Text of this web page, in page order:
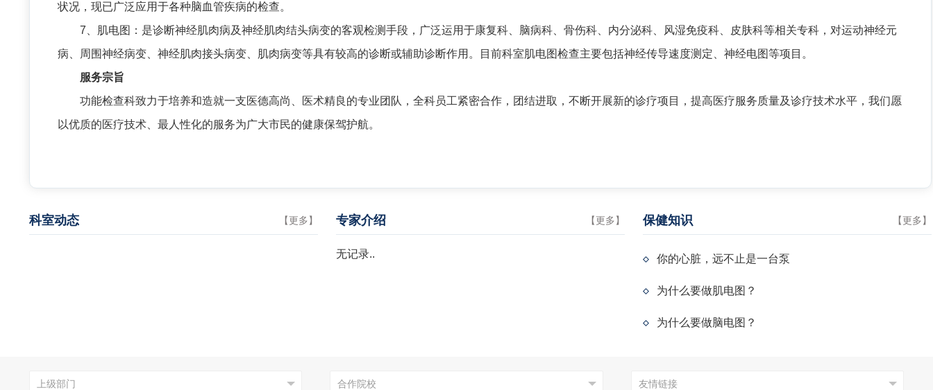
状况，现已广泛应用于各种脑血管疾病的检查。
7、肌电图：是诊断神经肌肉病及神经肌肉结头病变的客观检测手段，广泛运用于康复科、脑病科、骨伤科、内分泌科、风湿免疫科、皮肤科等相关专科，对运动神经元
病、周围神经病变、神经肌肉接头病变、肌肉病变等具有较高的诊断或辅助诊断作用。目前科室肌电图检查主要包括神经传导速度测定、神经电图等项目。
服务宗旨
功能检查科致力于培养和造就一支医德高尚、医术精良的专业团队，全科员工紧密合作，团结进取，不断开展新的诊疗项目，提高医疗服务质量及诊疗技术水平，我们愿
以优质的医疗技术、最人性化的服务为广大市民的健康保驾护航。
科室动态 【更多】 专家介绍 【更多】
无记录..
保健知识 【更多】
你的心脏，远不止是一台泵
为什么要做肌电图？
为什么要做脑电图？